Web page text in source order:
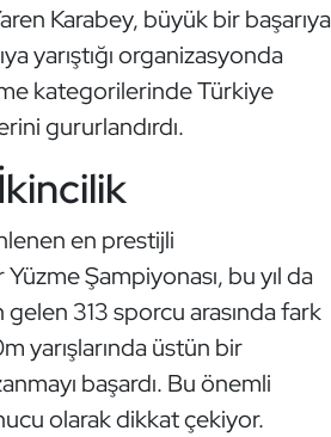
Karabey, büyük bir başarıya
yarıştığı organizasyonda
kategorilerinde Türkiye
gururlandırdı.
en prestijli
Şampiyonası, bu yıl da
313 sporcu arasında fark
yarışlarında üstün bir
başardı. Bu önemli
olarak dikkat çekiyor.